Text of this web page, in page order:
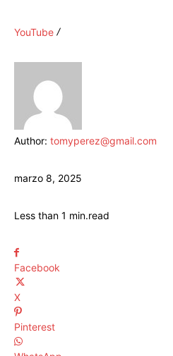
YouTube
Author: tomyperez@gmail.com
marzo 8, 2025
Less than 1 min.read
Facebook
X
Pinterest